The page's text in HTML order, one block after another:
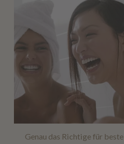
Genau das Richtige für